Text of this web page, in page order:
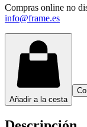
Compras online no
info@frame.es
Añadir a la cesta